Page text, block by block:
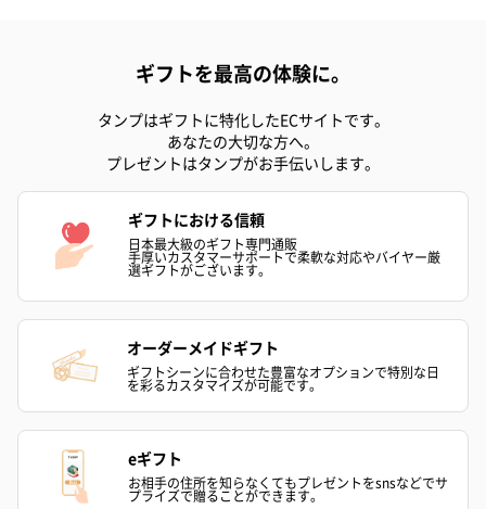
プリザーブドフラワー
ブーケ（ピンク）
プリザーブドフラワー
ブーケ（ブルー）
（2,580円）
ク）（1,500円
ぬいぐるみ
誕生日・記念日・出産祝いなどのシーンにおすすめです。
ギフトを最高の体験に。
タンプはギフトに特化したECサイトです。
あなたの大切な方へ。
プレゼントはタンプがお手伝いします。
ギフトにおける信頼
日本最大級のギフト専門通販
手厚いカスタマーサポートで柔軟な対応やバイヤー厳
選ギフトがございます。
オーダーメイドギフト
ギフトシーンに合わせた豊富なオプションで特別な日
を彩るカスタマイズが可能です。
eギフト
お相手の住所を知らなくてもプレゼントをsnsなどでサ
プライズで贈ることができます。